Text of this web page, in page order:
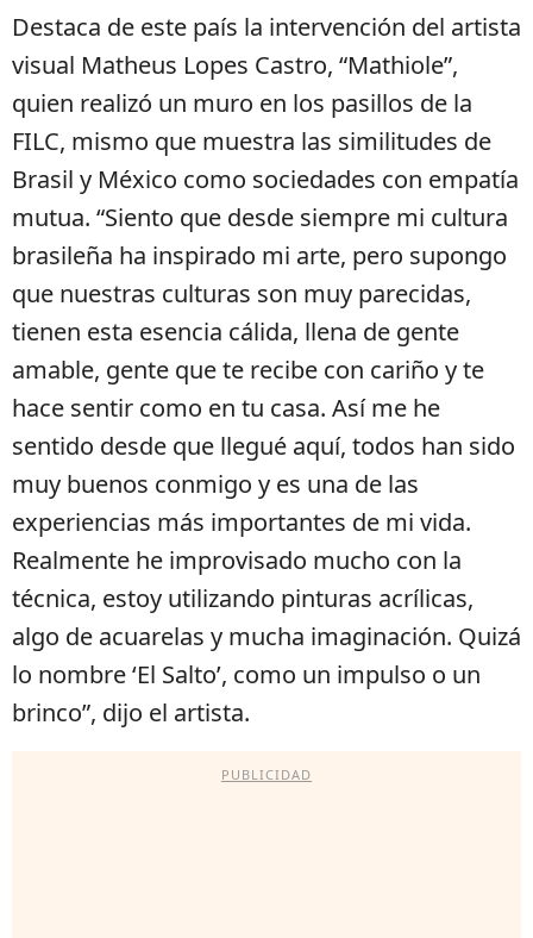
Destaca de este país la intervención del artista
visual Matheus Lopes Castro, “Mathiole”,
quien realizó un muro en los pasillos de la
FILC, mismo que muestra las similitudes de
Brasil y México como sociedades con empatía
mutua. “Siento que desde siempre mi cultura
brasileña ha inspirado mi arte, pero supongo
que nuestras culturas son muy parecidas,
tienen esta esencia cálida, llena de gente
amable, gente que te recibe con cariño y te
hace sentir como en tu casa. Así me he
sentido desde que llegué aquí, todos han sido
muy buenos conmigo y es una de las
experiencias más importantes de mi vida.
Realmente he improvisado mucho con la
técnica, estoy utilizando pinturas acrílicas,
algo de acuarelas y mucha imaginación. Quizá
lo nombre ‘El Salto’, como un impulso o un
brinco”, dijo el artista.
PUBLICIDAD